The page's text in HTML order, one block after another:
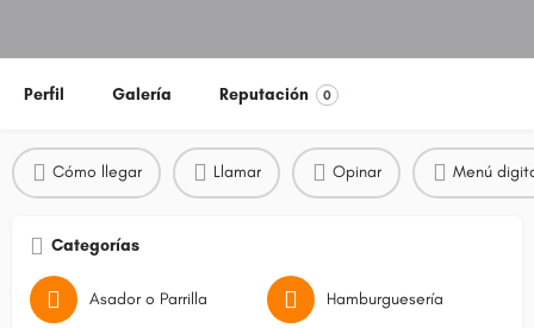
Perfil Galería Reputación 0
Cómo llegar Llamar Opinar Menú
Categorías
Asador o Parrilla Hamburguesería